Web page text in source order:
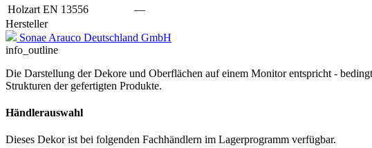
Holzart EN 13556
—
Hersteller
Sonae Arauco Deutschland GmbH
info_outline
Die Darstellung der Dekore und Oberflächen auf einem Monitor entspricht -
Strukturen der gefertigten Produkte.
Händlerauswahl
Dieses Dekor ist bei folgenden Fachhändlern im Lagerprogramm verfügbar.